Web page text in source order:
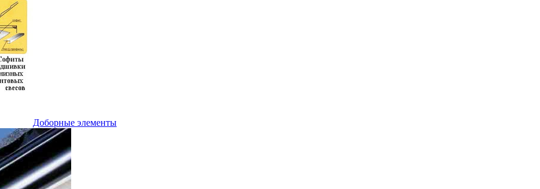
Доборные элементы